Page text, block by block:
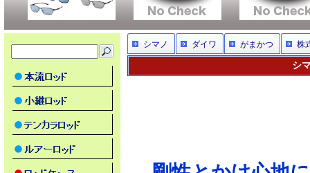
シマノ ダイワ がまかつ 株
シ